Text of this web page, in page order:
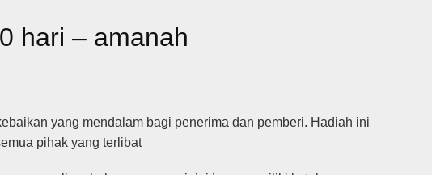
hari – amanah
yang mendalam bagi penerima dan pemberi. Hadiah ini
pihak yang terlibat